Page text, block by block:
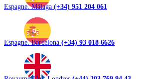
Espagne. Málaga (+34) 951 204 061
Espagne. Barcelona (+34) 93 018 6626